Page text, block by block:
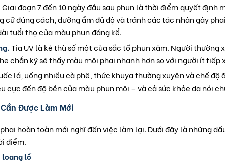
Giai đoạn 7 đến 10 ngày đầu sau phun là thời điểm quyết định
cữ đúng cách, dưỡng ẩm đủ độ và tránh các tác nhân gây
tuổi thọ của màu phun đáng kể.
Tia UV là kẻ thù số một của sắc tố phun xăm. Người thường
chắn kỹ sẽ thấy màu môi phai nhanh hơn so với người ít tiếp
lá, uống nhiều cà phê, thức khuya thường xuyên và chế độ
cực đến độ bền của màu phun môi – và cả sức khỏe da nói
Được Làm Mới
hoàn toàn mới nghĩ đến việc làm lại. Dưới đây là những
điểm.
loang lổ